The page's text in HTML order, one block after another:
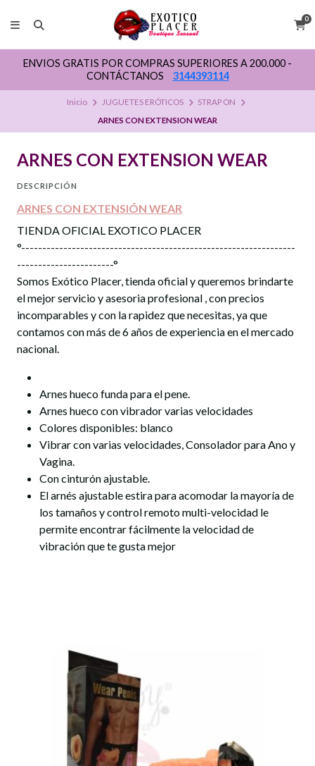
0
ENVIOS GRATIS POR COMPRAS SUPERIORES A 200.000 -
CONTÁCTANOS
3144393114
Inicio JUGUETES ERÓTICOS
STRAP ON
ARNES CON EXTENSION WEAR
ARNES CON EXTENSION WEAR
DESCRIPCIÓN
ARNES CON EXTENSIÓN WEAR
TIENDA OFICIAL EXOTICO PLACER
°-----------------------------------------------------------------
-----------------------°
Somos Exótico Placer, tienda oficial y queremos brindarte
el mejor servicio y asesoria profesional , con precios
incomparables y con la rapidez que necesitas, ya que
contamos con más de 6 años de experiencia en el mercado
nacional.
Arnes hueco funda para el pene.
Arnes hueco con vibrador varias velocidades
Colores disponibles: blanco
Vibrar con varias velocidades, Consolador para Ano y
Vagina.
Con cinturón ajustable.
El arnés ajustable estira para acomodar la mayoría de
los tamaños y control remoto multi-velocidad le
permite encontrar fácilmente la velocidad de
vibración que te gusta mejor